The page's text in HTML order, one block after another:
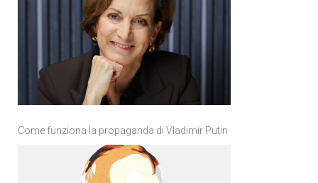
Come funziona la propaganda di Vladimir Putin